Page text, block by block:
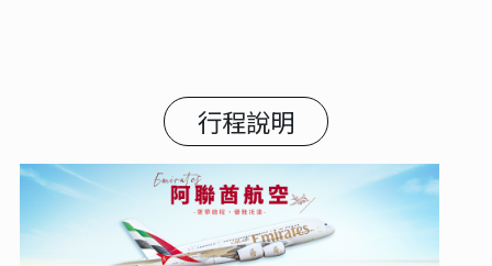
行程說明